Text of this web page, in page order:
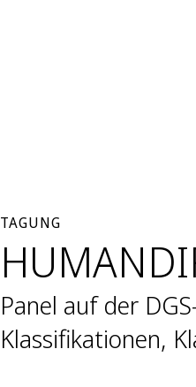
TAGUNG
Panel auf der
Klassifikationen,